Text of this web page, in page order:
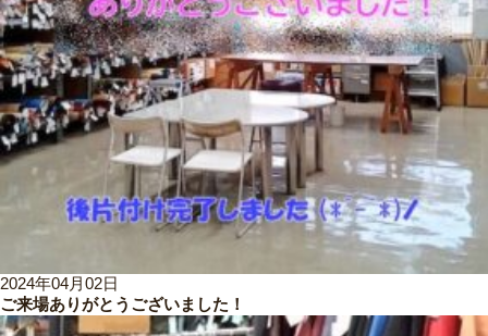
2024年04月02日
ご来場ありがとうございました！